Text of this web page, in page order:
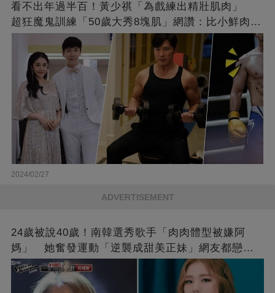
看不出年過半百！黃少祺「為戲練出精壯肌肉」
超狂魔鬼訓練「50歲大秀8塊肌」網讚：比小鮮肉猛
2024/02/27
ADVERTISEMENT
24歲被說40歲！南韓選秀歌手「肉肉體型被嫌阿
媽」 她奮發運動「逆襲成甜美正妹」網友都戀愛
了❤